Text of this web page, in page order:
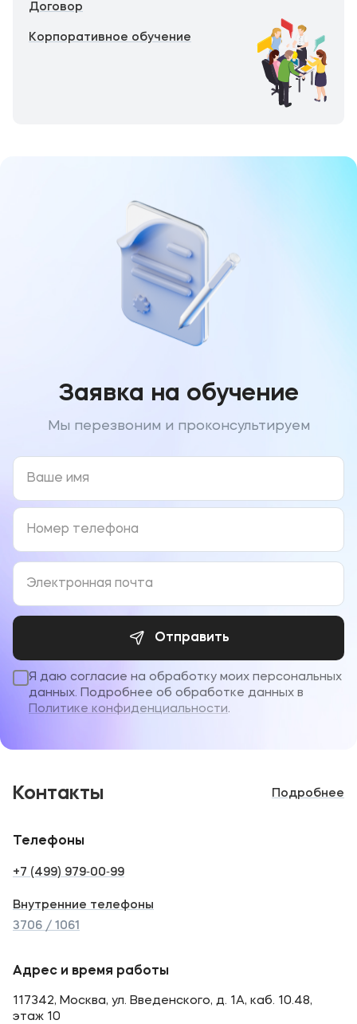
Договор
Корпоративное обучение
Заявка на обучение
Мы перезвоним и проконсультируем
Отправить
Я даю согласие на обработку моих персональных
данных. Подробнее об обработке данных в
Политике конфиденциальности.
Контакты Подробнее
Телефоны
+7 (499) 979‑00‑99
Внутренние телефоны
3706 / 1061
Адрес и время работы
117342, Москва, ул. Введенского, д. 1А, каб. 10.48,
этаж 10